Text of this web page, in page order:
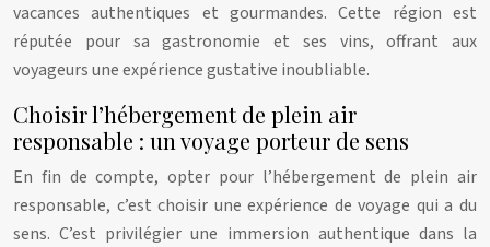
vacances authentiques et gourmandes. Cette région est
réputée pour sa gastronomie et ses vins, offrant aux
voyageurs une expérience gustative inoubliable.
Choisir l’hébergement de plein air
responsable : un voyage porteur de sens
En fin de compte, opter pour l’hébergement de plein air
responsable, c’est choisir une expérience de voyage qui a du
sens. C’est privilégier une immersion authentique dans la